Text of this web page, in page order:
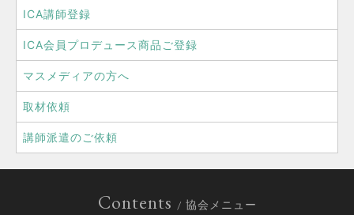
ICA講師登録
ICA会員プロデュース商品ご登録
マスメディアの方へ
取材依頼
講師派遣のご依頼
Contents / 協会メニュー